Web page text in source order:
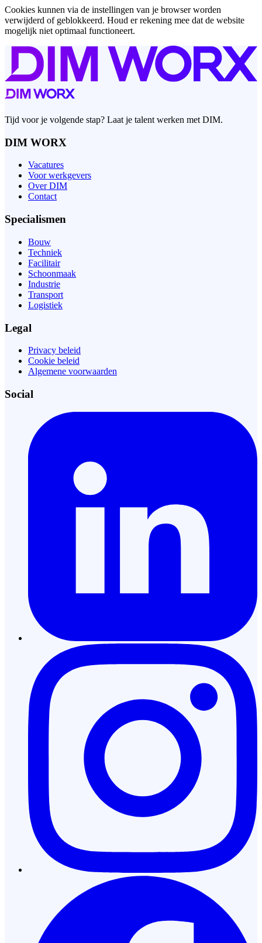
Cookies kunnen via de instellingen van je browser worden
verwijderd of geblokkeerd. Houd er rekening mee dat de website
mogelijk niet optimaal functioneert.
Tijd voor je volgende stap? Laat je talent werken met DIM.
DIM WORX
Vacatures
Voor werkgevers
Over DIM
Contact
Specialismen
Bouw
Techniek
Facilitair
Schoonmaak
Industrie
Transport
Logistiek
Legal
Privacy beleid
Cookie beleid
Algemene voorwaarden
Social